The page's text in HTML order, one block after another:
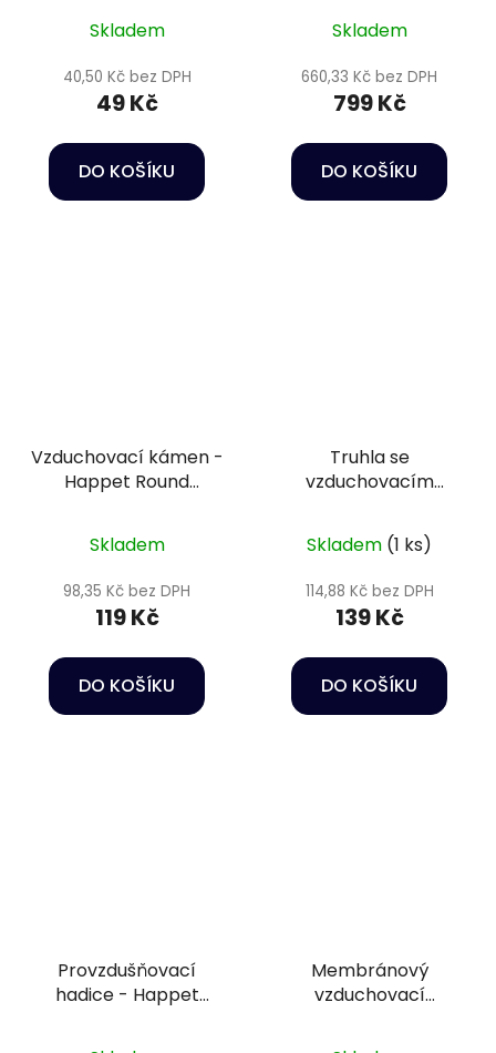
Skladem
40,50 Kč bez DPH
49 Kč
DO KOŠÍKU
Skladem
660,33 Kč bez DPH
799 Kč
DO KOŠÍKU
Vzduchovací kámen -
Happet Round
Skladem
98,35 Kč bez DPH
119 Kč
DO KOŠÍKU
Truhla se
vzduchovacím
do akvária
Skladem (1 ks)
114,88 Kč bez DPH
139 Kč
DO KOŠÍKU
Provzdušňovací
hadice - Happet
Membránový
vzduchovací